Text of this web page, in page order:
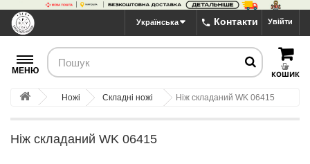
Увійти
Контакти
Українська
КОШИК
МЕНЮ
Ножі Складні ножі Ніж складаний WK 06415
Ніж складаний WK 06415